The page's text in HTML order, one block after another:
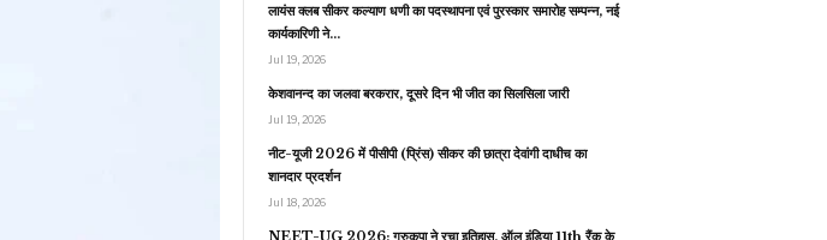
लायंस क्लब सीकर कल्याण धणी का पदस्थापना एवं पुरस्कार समारोह सम्पन्न, नई
कार्यकारिणी ने…
Jul 19, 2026
केशवानन्द का जलवा बरकरार, दूसरे दिन भी जीत का सिलसिला जारी
Jul 19, 2026
नीट-यूजी 2026 में पीसीपी (प्रिंस) सीकर की छात्रा देवांगी दाधीच का
शानदार प्रदर्शन
Jul 18, 2026
NEET-UG 2026: गुरुकृपा ने रचा इतिहास, ऑल इंडिया 11th रैंक के